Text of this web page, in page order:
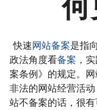
快速网站备案是指
政法角度看备案 ，
案条例》的规定。
非法的网站经营活
站不备案的话，很